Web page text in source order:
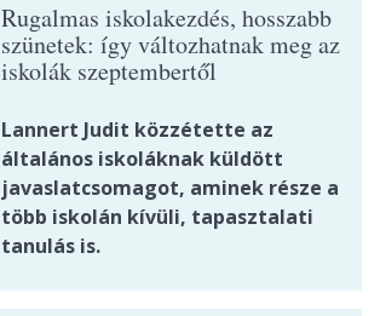
Rugalmas iskolakezdés, hosszabb
szünetek: így változhatnak meg az
iskolák szeptembertől
Lannert Judit közzétette az
általános iskoláknak küldött
javaslatcsomagot, aminek része a
több iskolán kívüli, tapasztalati
tanulás is.